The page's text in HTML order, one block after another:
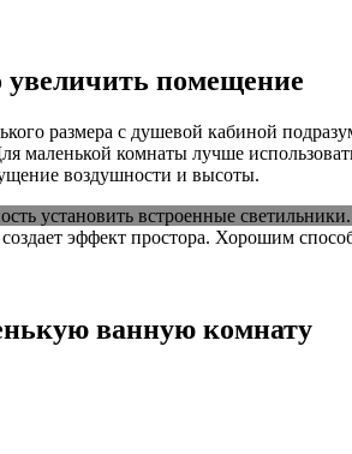
увеличить помещение
размера с душевой кабиной
маленькой комнаты лучше
воздушности и высоты.
установить встроенные
эффект простора. Хорошим
ванную комнату